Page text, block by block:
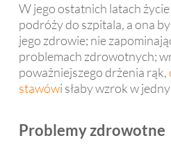
W jego ostatnich latach życie
podróży do szpitala, a ona
jego zdrowie; nie
problemach zdrowotnych;
poważniejszego drżenia rąk,
stawówi słaby wzrok w
Problemy zdrowotne